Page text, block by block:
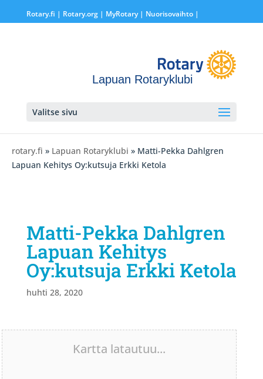
Rotary.fi | Rotary.org| MyRotary | Nuorisovaihto|
Lapuan Rotaryklubi
Valitse sivu
rotary.fi » Lapuan Rotaryklubi » Matti-Pekka Dahlgren
Lapuan Kehitys Oy:kutsuja Erkki Ketola
Matti-Pekka Dahlgren
Lapuan Kehitys
Oy:kutsuja Erkki Ketola
huhti 28, 2020
Kartta latautuu...